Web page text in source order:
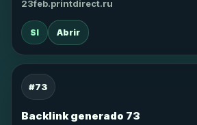
23feb.printdirect.ru
SI Abrir
#73
Backlink generado 73